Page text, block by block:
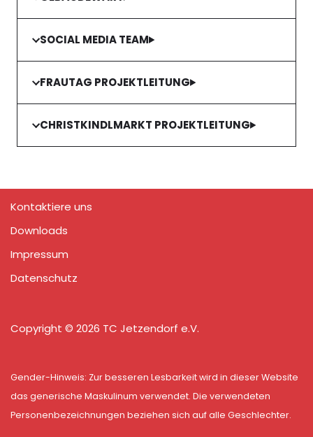
SOCIAL MEDIA TEAM
FRAUTAG PROJEKTLEITUNG
CHRISTKINDLMARKT PROJEKTLEITUNG
Kontaktiere uns
Downloads
Impressum
Datenschutz
Copyright © 2026 TC Jetzendorf e.V.
Gender-Hinweis: Zur besseren Lesbarkeit wird in dieser Website
das generische Maskulinum verwendet. Die verwendeten
Personenbezeichnungen beziehen sich auf alle Geschlechter.